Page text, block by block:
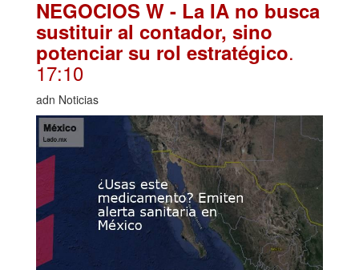
NEGOCIOS W - La IA no busca
sustituir al contador, sino
potenciar su rol estratégico.
17:10
adn Noticias